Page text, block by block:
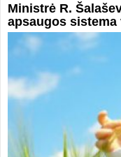
Ministrė R.
apsaugos